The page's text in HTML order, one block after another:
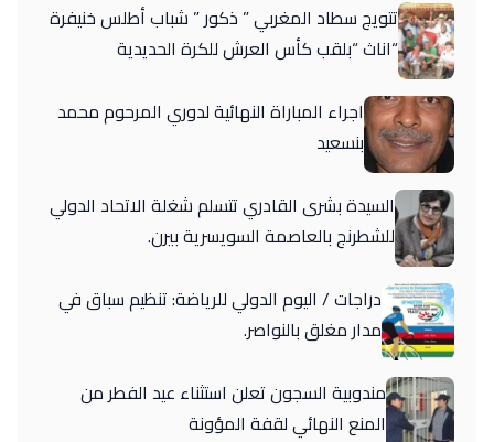
تتويج سطاد المغربي ” ذكور ” شباب أطلس خنيفرة
“اناث “بلقب كأس العرش للكرة الحديدية
اجراء المباراة النهائية لدوري المرحوم محمد
بنسعيد
السيدة بشرى القادري تتسلم شغلة الاتحاد الدولي
للشطرنج بالعاصمة السويسرية بيرن.
دراجات / اليوم الدولي للرياضة: تنظيم سباق في
مدار مغلق بالنواصر.
مندوبية السجون تعلن استثناء عيد الفطر من
المنع النهائي لقفة المؤونة